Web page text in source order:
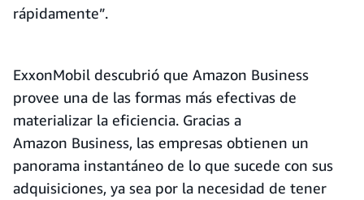
rápidamente”.
ExxonMobil descubrió que Amazon Business
provee una de las formas más efectivas de
materializar la eficiencia. Gracias a
Amazon Business, las empresas obtienen un
panorama instantáneo de lo que sucede con sus
adquisiciones, ya sea por la necesidad de tener